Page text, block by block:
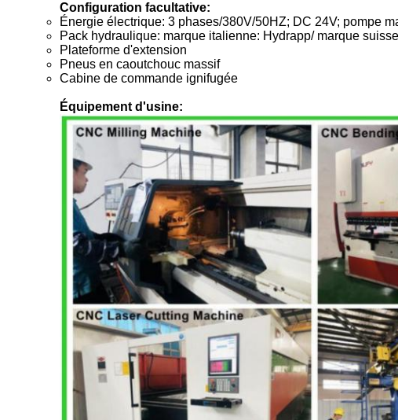
Configuration facultative:
Énergie électrique: 3 phases/380V/50HZ; DC 24V; pompe
Pack hydraulique: marque italienne: Hydrapp/ marque
Plateforme d'extension
Pneus en caoutchouc massif
Cabine de commande ignifugée
Équipement d'usine: